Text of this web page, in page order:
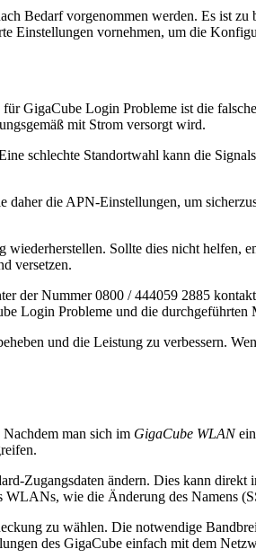
Bedarf vorgenommen werden. Es ist zu
vornehmen, um die
GigaCube Login Probleme ist die
mit Strom versorgt wird.
schlechte Standortwahl kann die
die APN-Einstellungen, um
Sollte dies nicht helfen,
versetzen.
der Nummer 0800 / 444059 2885
Login Probleme und die durchgeführten
und die Leistung zu verbessern.
man sich im GigaCube WLAN
Zugangsdaten ändern. Dies kann direkt
wie die Änderung des Namens
zu wählen. Die notwendige
des GigaCube einfach mit dem